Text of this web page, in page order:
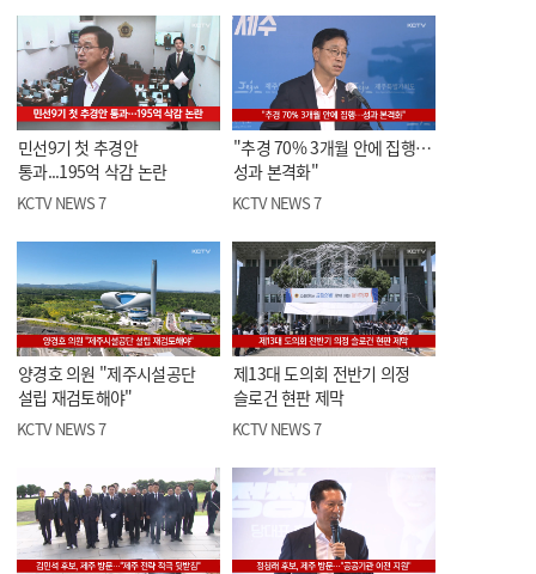
민선9기 첫 추경안
통과...195억 삭감 논란
KCTV NEWS 7
"추경 70% 3개월 안에 집행…
성과 본격화"
KCTV NEWS 7
양경호 의원 "제주시설공단
설립 재검토해야"
KCTV NEWS 7
제13대 도의회 전반기 의정
슬로건 현판 제막
KCTV NEWS 7